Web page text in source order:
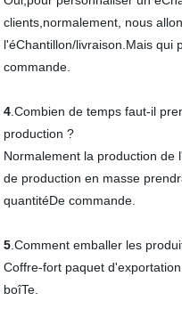
clients,normalement, nous
l'éChantillon/livraison.Mais qui
commande.
4 .Combien de temps faut-il
production ?
Normalement la production de
de production en masse
quantitéDe commande.
5 .Comment emballer les
Coffre-fort paquet
boîTe.